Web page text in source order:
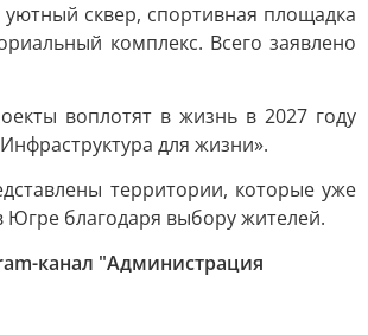
сквер, спортивная площадка
комплекс. Всего заявлено
воплотят в жизнь в 2027 году
для жизни».
территории, которые уже
Югре благодаря выбору жителей.
канал "Администрация